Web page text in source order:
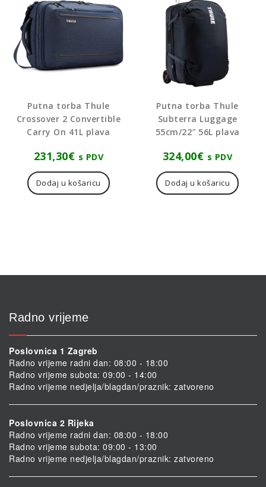
Putna torba Thule
Crossover 2 Convertible
Carry On 41L plava
231,30€ s PDV
Dodaj u košaricu
Putna torba Thule
Subterra Luggage
55cm/22″ 56L plava
324,00€ s PDV
Dodaj u košaricu
Radno vrijeme
Poslovnica 1 Zagreb
Radno vrijeme radni dan: 08:00 - 18:00
Radno vrijeme subota: 09:00 - 14:00
Radno vrijeme nedjelja/blagdan/praznik: zatvoreno
Poslovnica 2 Rijeka
Radno vrijeme radni dan: 08:00 - 18:00
Radno vrijeme subota: 09:00 - 13:00
Radno vrijeme nedjelja/blagdan/praznik: zatvoreno